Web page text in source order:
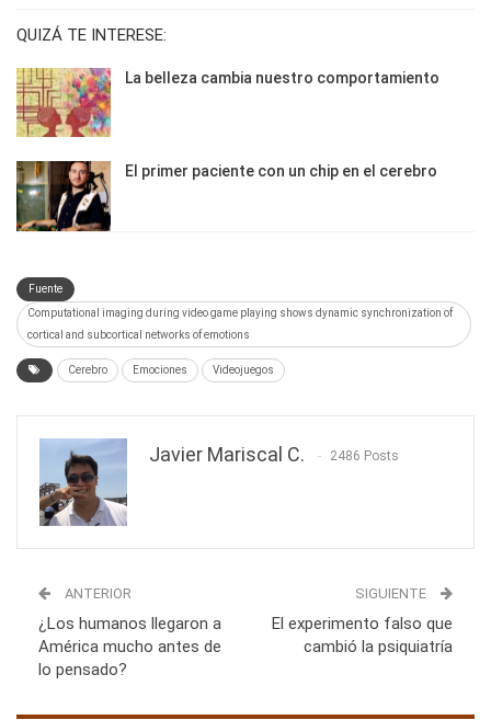
QUIZÁ TE INTERESE:
La belleza cambia nuestro comportamiento
El primer paciente con un chip en el cerebro
Fuente
Computational imaging during video game playing shows dynamic synchronization of
cortical and subcortical networks of emotions
Cerebro Emociones Videojuegos
Javier Mariscal C. 2486 Posts
ANTERIOR
¿Los humanos llegaron a
América mucho antes de
lo pensado?
SIGUIENTE
El experimento falso que
cambió la psiquiatría